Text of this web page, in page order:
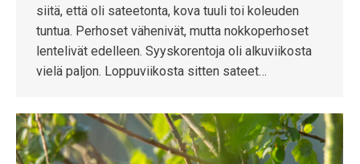
siitä, että oli sateetonta, kova tuuli toi koleuden
tuntua. Perhoset vähenivät, mutta nokkoperhoset
lentelivät edelleen. Syyskorentoja oli alkuviikosta
vielä paljon. Loppuviikosta sitten sateet…